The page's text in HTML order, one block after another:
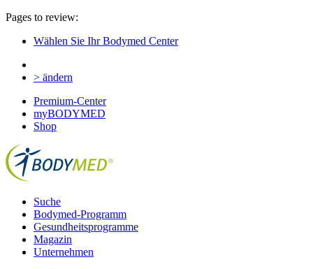
Pages to review:
Wählen Sie Ihr Bodymed Center
> ändern
Premium-Center
myBODYMED
Shop
Suche
Bodymed-Programm
Gesundheitsprogramme
Magazin
Unternehmen